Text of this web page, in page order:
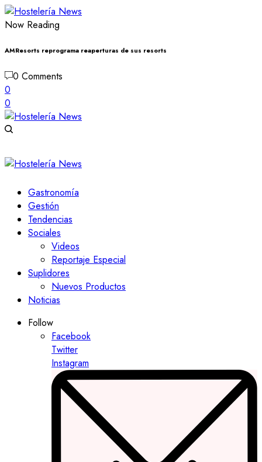
Now Reading
AMResorts reprograma reaperturas de sus resorts
0 Comments
0
0
Gastronomía
Gestión
Tendencias
Sociales
Videos
Reportaje Especial
Suplidores
Nuevos Productos
Noticias
Follow
Facebook
Twitter
Instagram